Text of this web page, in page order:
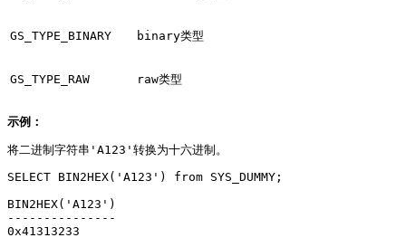
GS_TYPE_BINARY binary类型
GS_TYPE_RAW raw类型
示例：
将二进制字符串'A123'转换为十六进制。
SELECT BIN2HEX('A123') from SYS_DUMMY;
BIN2HEX('A123')
---------------
0x41313233